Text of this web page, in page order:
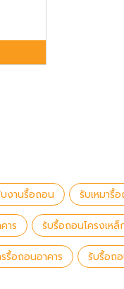
งานรื้อถอน รับเหมารื้
าร รับรื้อถอนโครงเหล็
รื้อถอนอาคาร รับรื้อถ